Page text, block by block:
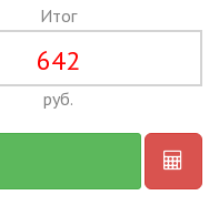
Итог
642
руб.